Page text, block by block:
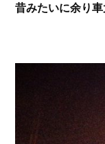
昔みたいに余り